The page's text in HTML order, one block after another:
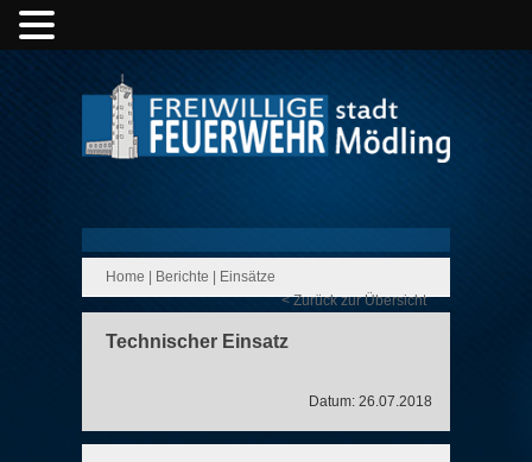
Home Berichte
Einsätze
< Zurück zur Übersicht
Technischer Einsatz
Datum: 26.07.2018